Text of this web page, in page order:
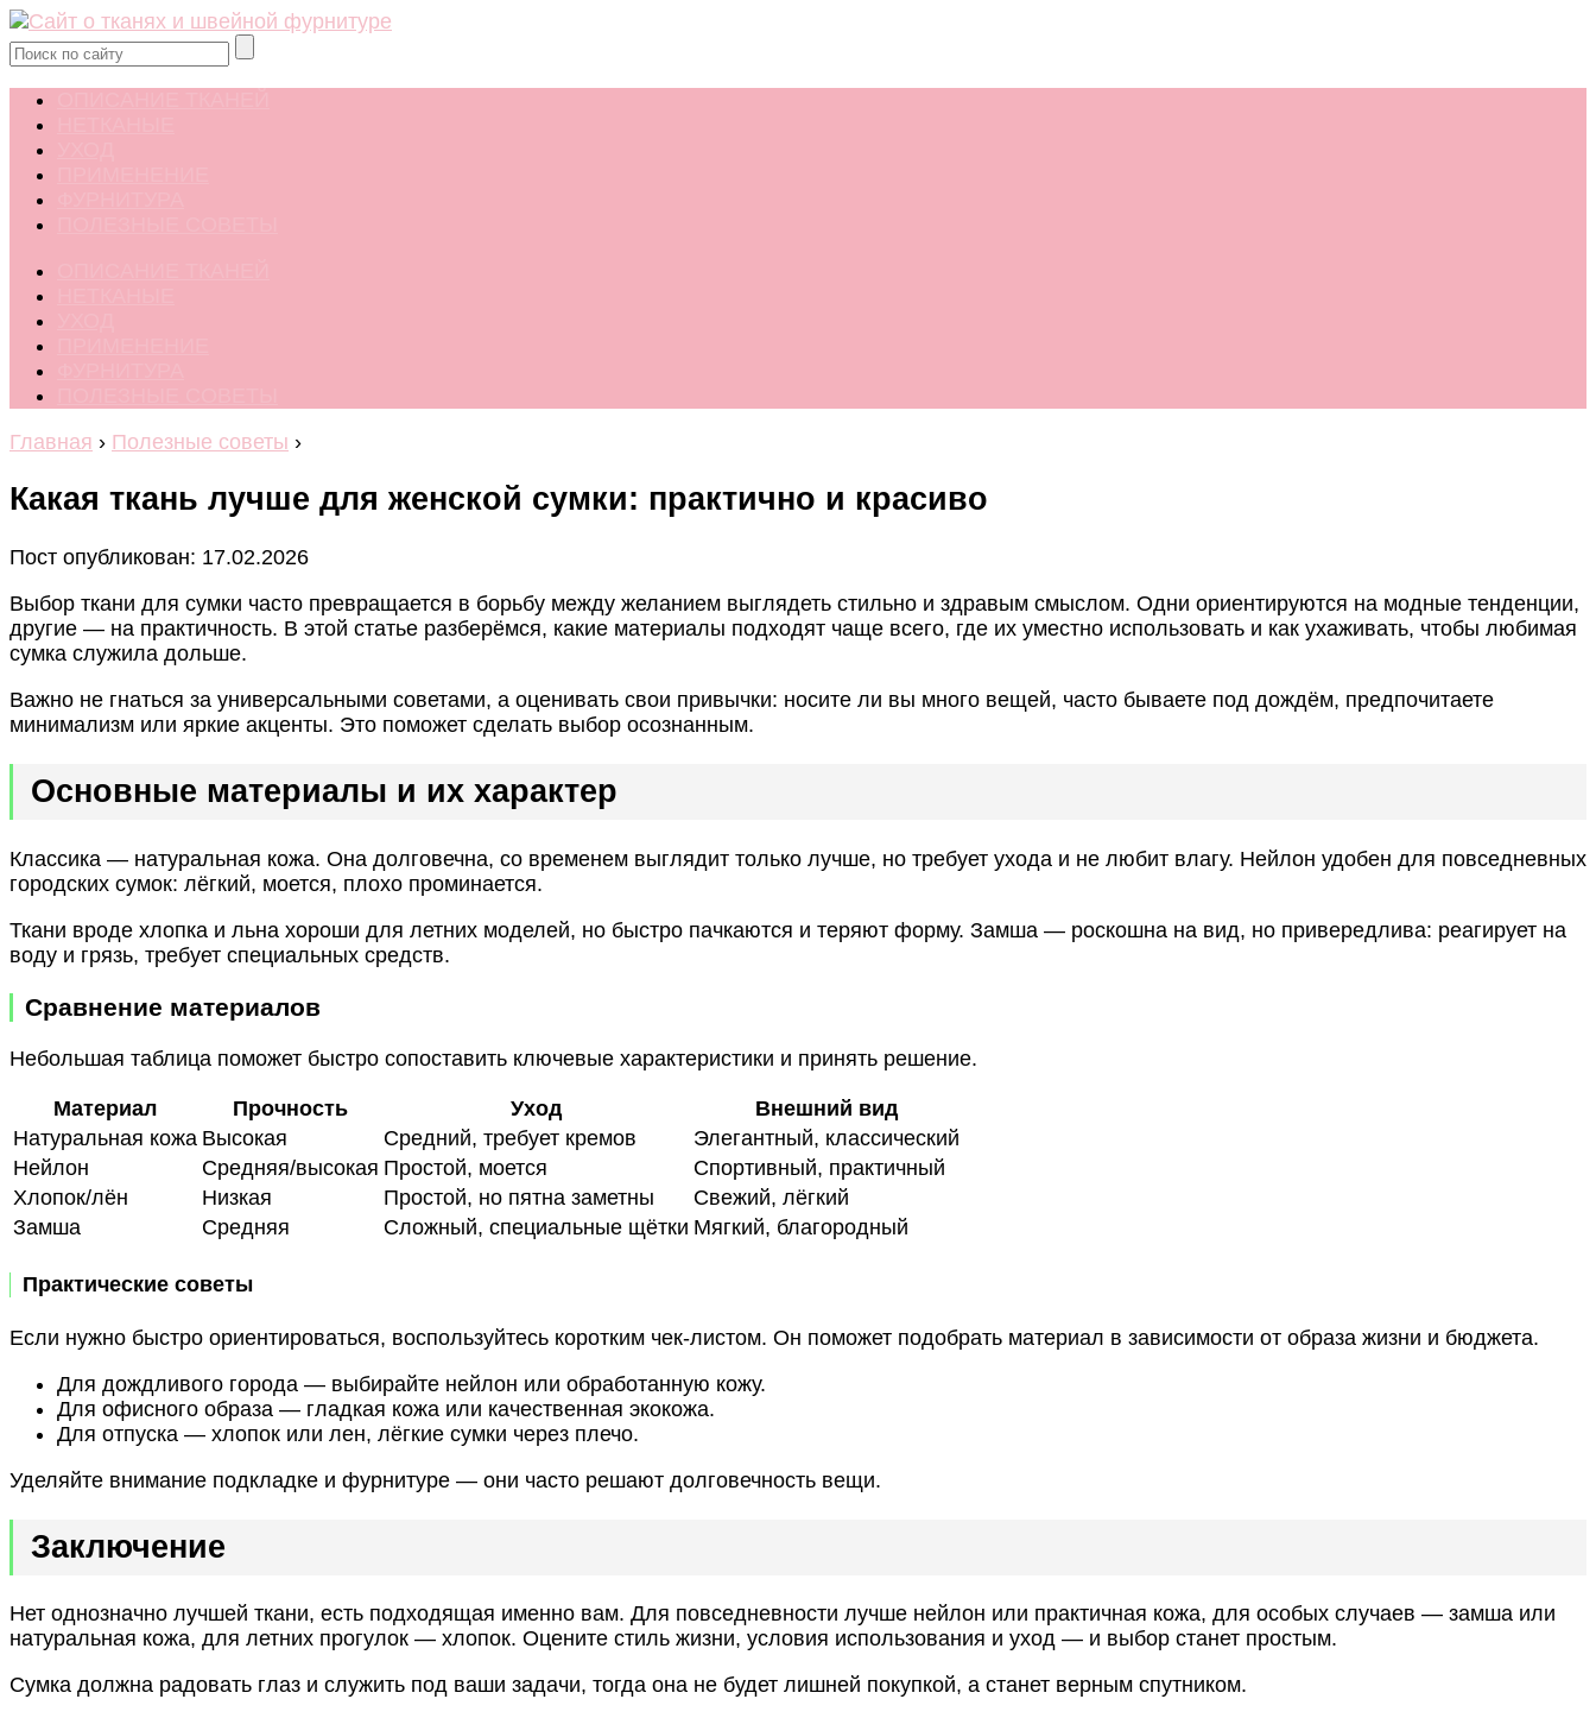
Главная › Полезные советы ›
Какая ткань лучше для женской сумки: практично и красиво
Пост опубликован: 17.02.2026
Выбор ткани для сумки часто превращается в борьбу между желанием выглядеть стильно и здравым смыслом. Одни ориентируются на модные тенденции,
другие — на практичность. В этой статье разберёмся, какие материалы подходят чаще всего, где их уместно использовать и как ухаживать, чтобы любимая
сумка служила дольше.
Важно не гнаться за универсальными советами, а оценивать свои привычки: носите ли вы много вещей, часто бываете под дождём, предпочитаете
минимализм или яркие акценты. Это поможет сделать выбор осознанным.
Основные материалы и их характер
Классика — натуральная кожа. Она долговечна, со временем выглядит только лучше, но требует ухода и не любит влагу. Нейлон удобен для повседневных
городских сумок: лёгкий, моется, плохо проминается.
Ткани вроде хлопка и льна хороши для летних моделей, но быстро пачкаются и теряют форму. Замша — роскошна на вид, но привередлива: реагирует на
воду и грязь, требует специальных средств.
Сравнение материалов
Небольшая таблица поможет быстро сопоставить ключевые характеристики и принять решение.
Материал Прочность Уход
Внешний вид
Натуральная кожа Высокая Средний, требует кремов
Элегантный, классический
Нейлон
Средняя/высокая Простой, моется
Спортивный, практичный
Хлопок/лён
Низкая Простой, но пятна заметны
Свежий, лёгкий
Замша
Средняя Сложный, специальные щётки Мягкий, благородный
Практические советы
Если нужно быстро ориентироваться, воспользуйтесь коротким чек-листом. Он поможет подобрать материал в зависимости от образа жизни и бюджета.
Для дождливого города — выбирайте нейлон или обработанную кожу.
Для офисного образа — гладкая кожа или качественная экокожа.
Для отпуска — хлопок или лен, лёгкие сумки через плечо.
Уделяйте внимание подкладке и фурнитуре — они часто решают долговечность вещи.
Заключение
Нет однозначно лучшей ткани, есть подходящая именно вам. Для повседневности лучше нейлон или практичная кожа, для особых случаев — замша или
натуральная кожа, для летних прогулок — хлопок. Оцените стиль жизни, условия использования и уход — и выбор станет простым.
Сумка должна радовать глаз и служить под ваши задачи, тогда она не будет лишней покупкой, а станет верным спутником.